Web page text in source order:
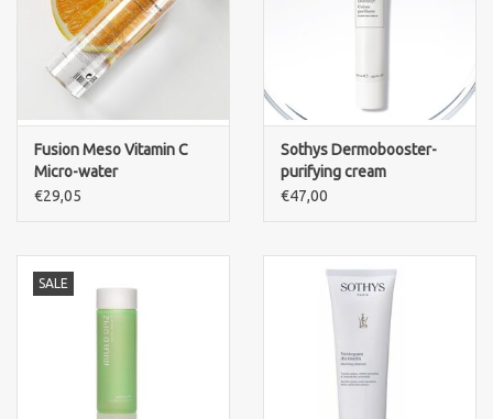
Fusion Meso Vitamin C
Micro-water
€29,05
Sothys Dermobooster-
purifying cream
€47,00
SALE